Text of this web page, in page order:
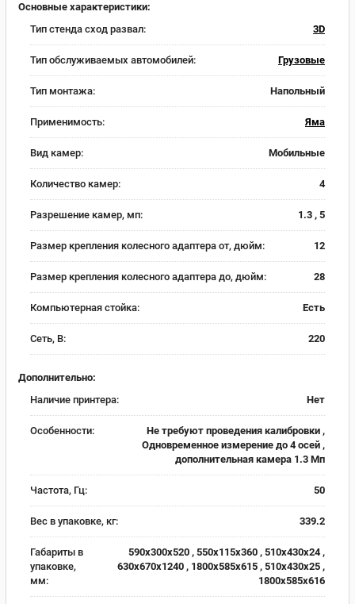
Основные характеристики:
Тип стенда сход развал:
3D
Тип обслуживаемых автомобилей: Грузовые
Тип монтажа: Напольный
Применимость: Яма
Вид камер: Мобильные
Количество камер: 4
Разрешение камер, мп: 1.3 , 5
Размер крепления колесного адаптера от, дюйм: 12
Размер крепления колесного адаптера до, дюйм: 28
Компьютерная стойка: Есть
Сеть, В: 220
Дополнительно:
Наличие принтера:
Нет
Особенности:
Не требуют проведения калибровки ,
Одновременное измерение до 4 осей ,
дополнительная камера 1.3 Мп
Частота, Гц: 50
Вес в упаковке, кг: 339.2
Габариты в
упаковке,
мм:
590x300x520 , 550x115x360 , 510x430x24 ,
630x670x1240 , 1800x585x615 , 510x430x25 ,
1800x585x616